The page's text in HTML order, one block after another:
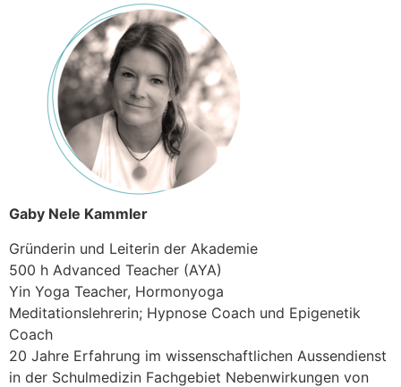
Gaby Nele Kammler
Gründerin und Leiterin der Akademie
500 h Advanced Teacher (AYA)
Yin Yoga Teacher, Hormonyoga
Meditationslehrerin; Hypnose Coach und Epigenetik
Coach
20 Jahre Erfahrung im wissenschaftlichen Aussendienst
in der Schulmedizin Fachgebiet Nebenwirkungen von